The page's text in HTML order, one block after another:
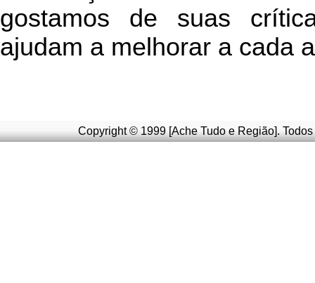
gostamos de suas
ajudam a melhorar a cada
Copyright © 1999 [Ache Tudo e Região].